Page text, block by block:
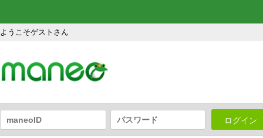
ようこそゲストさん
ログイン